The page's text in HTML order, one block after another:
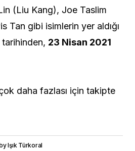
(Liu Kang), Joe Taslim
Tan gibi isimlerin yer aldığı
23 Nisan 2021
daha fazlası için takipte
Işık Türkoral